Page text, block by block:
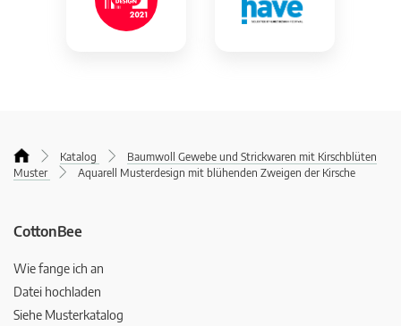
Katalog
Baumwoll Gewebe und Strickwaren mit Kirschblüten
Muster
Aquarell Musterdesign mit blühenden Zweigen der Kirsche
CottonBee
Wie fange ich an
Datei hochladen
Siehe Musterkatalog